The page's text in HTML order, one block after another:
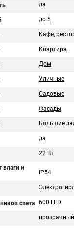
да
до 5
Кафе,
Квартира
Дом
Уличные
Садовые
Фасады
Большие
да
22 Вт
влаги и
IP54
света 600 LED
прозрачный